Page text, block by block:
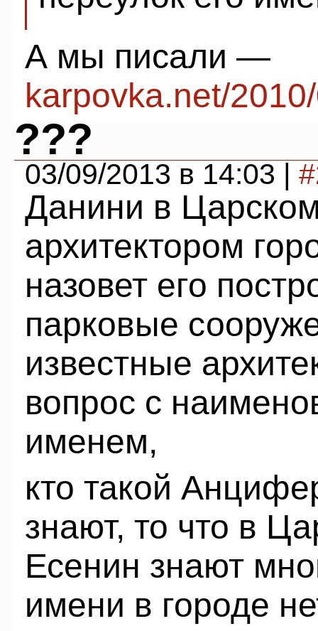
А мы писали —
karpovka.net/
???
03/09/2013 в 14:03 |
Данини в
архитектором
назовет его
парковые
известные
вопрос с
именем,
кто такой
знают, то что в
Есенин знают
имени в городе